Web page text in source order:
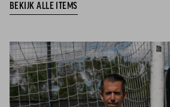
BEKIJK ALLE ITEMS